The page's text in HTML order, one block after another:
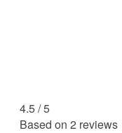
4.5 /5
Based on 2 reviews